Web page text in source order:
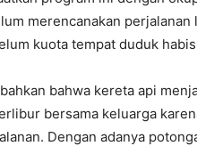
merencanakan
kuota tempat duduk
bahwa kereta api
bersama keluarga
Dengan adanya